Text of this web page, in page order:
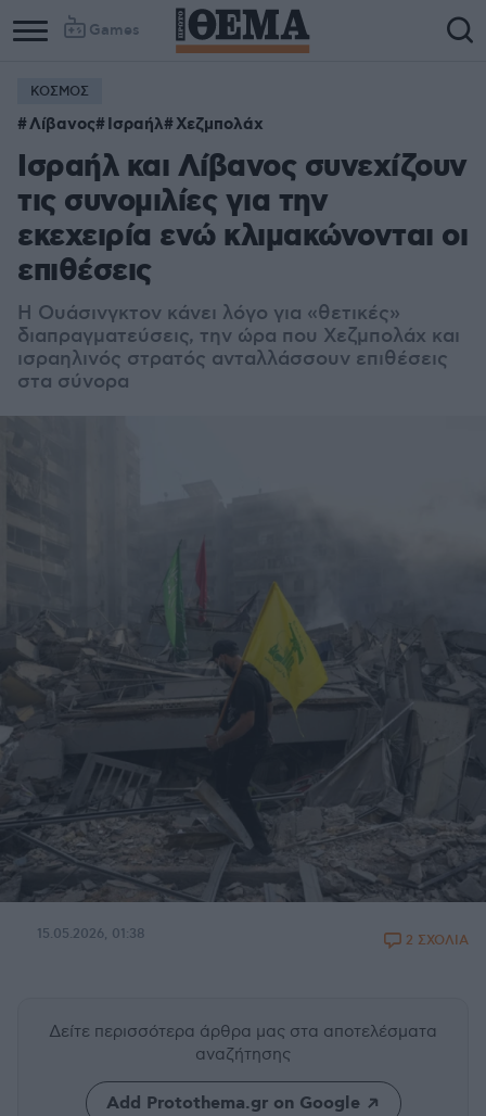
Games
ΚΟΣΜΟΣ
Λίβανος Ισραήλ Χεζμπολάχ
Ισραήλ και Λίβανος συνεχίζουν
τις συνομιλίες για την
εκεχειρία ενώ κλιμακώνονται οι
επιθέσεις
Η Ουάσινγκτον κάνει λόγο για «θετικές»
διαπραγματεύσεις, την ώρα που Χεζμπολάχ και
ισραηλινός στρατός ανταλλάσσουν επιθέσεις
στα σύνορα
15.05.2026, 01:38 2 ΣΧΟΛΙΑ
Δείτε περισσότερα άρθρα μας στα αποτελέσματα
αναζήτησης
Add Protothema.gr on Google